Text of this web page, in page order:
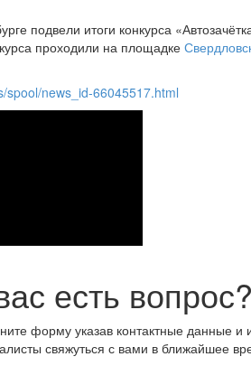
подвели итоги конкурса
проходили на площадке
spool/news_id-66045517.html
есть вопрос?
форму указав контактные данные
свяжуться с вами в ближайшее